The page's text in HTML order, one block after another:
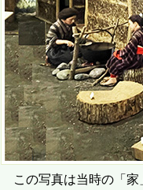
この写真は当時の「家